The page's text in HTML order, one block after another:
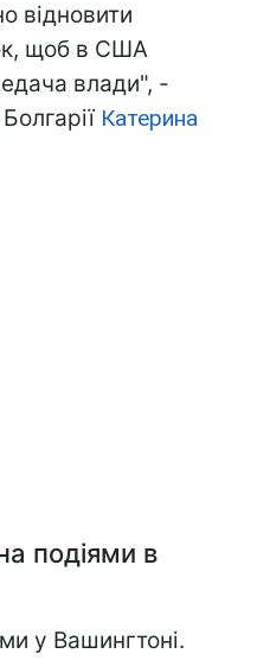
відновити
щоб в США
влади", -
Катерина
подіями в
у Вашингтоні.